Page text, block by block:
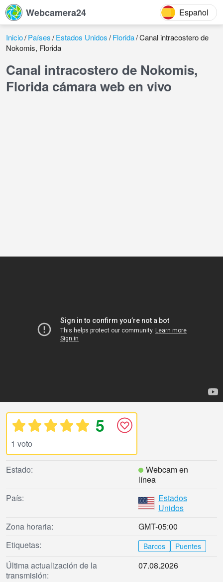
Webcamera24 Español
Inicio Países Estados Unidos Florida Canal intracostero de
Nokomis, Florida
Canal intracostero de Nokomis,
Florida cámara web en vivo
5
1 voto
Estado:
Webcam en
línea
País:
Estados
Unidos
Zona horaria:
GMT-05:00
Etiquetas:
Barcos Puentes
Última actualización de la
transmisión:
07.08.2026